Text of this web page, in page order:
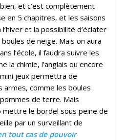
et c’est complètement
en 5 chapitres, et les saisons
l’hiver et la possibilité d’éclater
de neige. Mais on aura
l’école, il faudra suivre les
la chimie, l’anglais ou encore
jeux permettra de
armes, comme les boules
de terre. Mais
le bordel sous peine de
par un surveillant de
tout cas de pouvoir